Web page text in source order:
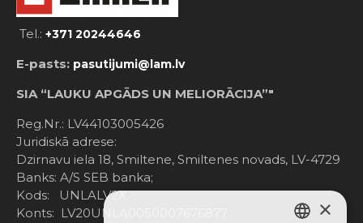
Tel.: +371 20244646
E-pasts: pasutijumi@lam.lv
SIA “LAUKU APGĀDS UN MELIORĀCIJA”"
Reg.Nr.: LV44103005426
Juridiskā adrese:
Dzirnavu iela 18, Smiltene, Smiltenes novads, LV-4729
Banks: A/S SEB banka;
Kods: UNLALV2X
Konts: LV20UNLA0050007676877
×